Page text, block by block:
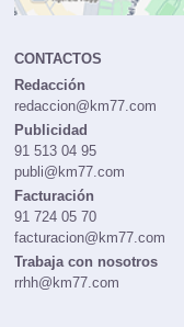
CONTACTOS
Redacción
redaccion@km77.com
Publicidad
91 513 04 95
publi@km77.com
Facturación
91 724 05 70
facturacion@km77.com
Trabaja con nosotros
rrhh@km77.com